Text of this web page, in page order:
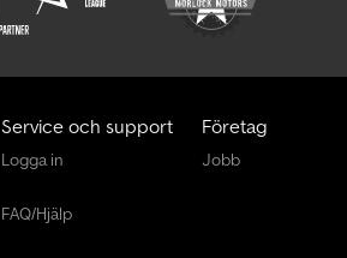
Service och support
Logga in
FAQ/Hjälp
Företag
Jobb